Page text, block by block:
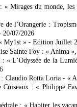
« Mirages du monde,
de l’Orangerie :
20/07/2026
My1st » - Edition Juillet
Sainte Foy : « Anima
: « L’Odyssée de la
Claudio Rotta Loria - «
Cuiseaux : « Philippe
: « Habiter les